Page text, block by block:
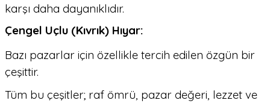
karşı daha dayanıklıdır.
Çengel Uçlu (Kıvrık) Hıyar:
Bazı pazarlar için özellikle tercih edilen özgün bir
çeşittir.
Tüm bu çeşitler; raf ömrü, pazar değeri, lezzet ve